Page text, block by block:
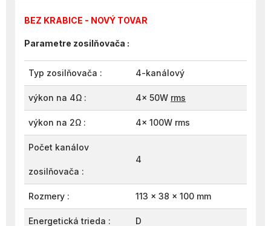
BEZ KRABICE - NOVÝ TOVAR
Parametre zosilňovača :
Typ zosilňovača : 4-kanálový
výkon na 4Ω : 4x 50W rms
výkon na 2Ω : 4x 100W rms
Počet kanálov
zosilňovača :
4
Rozmery : 113 x 38 x 100 mm
Energetická trieda : D